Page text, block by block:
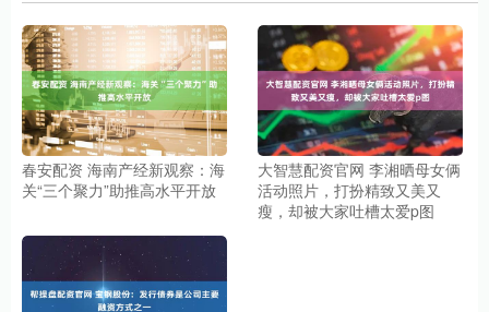
春安配资 海南产经新观察：海
关“三个聚力”助推高水平开放
大智慧配资官网 李湘晒母女俩
活动照片，打扮精致又美又
瘦，却被大家吐槽太爱p图